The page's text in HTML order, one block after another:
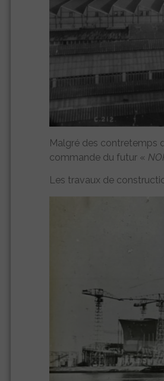
Malgré des contretemps
commande du futur «
Les travaux de